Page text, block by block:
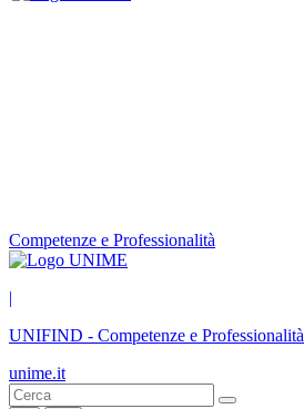
Competenze e Professionalità
|
UNIFIND - Competenze e Professionalità
unime.it